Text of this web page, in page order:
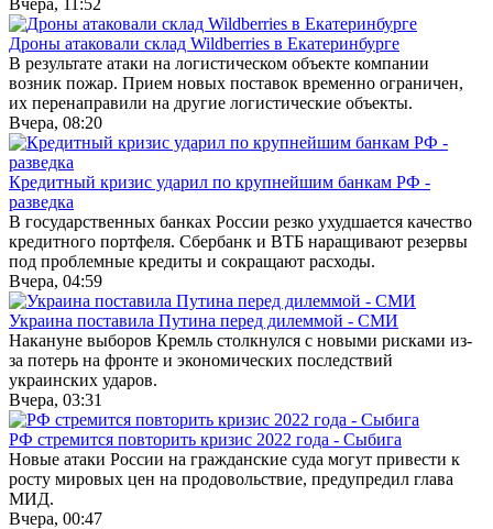
Дроны атаковали склад Wildberries в Екатеринбурге
В результате атаки на логистическом объекте компании
возник пожар. Прием новых поставок временно ограничен,
их перенаправили на другие логистические объекты.
Вчера, 08:20
Кредитный кризис ударил по крупнейшим банкам РФ -
разведка
В государственных банках России резко ухудшается качество
кредитного портфеля. Сбербанк и ВТБ наращивают резервы
под проблемные кредиты и сокращают расходы.
Вчера, 04:59
Украина поставила Путина перед дилеммой - СМИ
Накануне выборов Кремль столкнулся с новыми рисками из-
за потерь на фронте и экономических последствий
украинских ударов.
Вчера, 03:31
РФ стремится повторить кризис 2022 года - Сыбига
Новые атаки России на гражданские суда могут привести к
росту мировых цен на продовольствие, предупредил глава
МИД.
Вчера, 00:47